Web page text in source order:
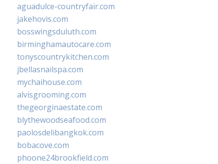
aguadulce-countryfair.com
jakehovis.com
bosswingsduluth.com
birminghamautocare.com
tonyscountrykitchen.com
jbellasnailspa.com
mychaihouse.com
alvisgrooming.com
thegeorginaestate.com
blythewoodseafood.com
paolosdelibangkok.com
bobacove.com
phoone24brookfield.com